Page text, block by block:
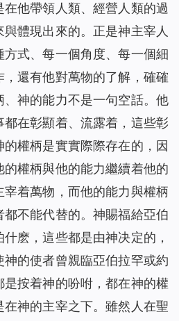
他帶領人類、經營人類的過
體現出來的。正是神主宰人
式、每一個角度、每一個細
還有他對萬物的了解，確確
神的能力不是一句空話。他
在彰顯着、流露着，這些彰
權柄是實實際際存在的，因
權柄與他的能力繼續着他的
着萬物，而他的能力與權柄
不能代替的。神賜福給亞伯
麽，這些都是由神决定的，
的使者曾親臨亞伯拉罕或約
按着神的吩咐，都在神的權
神的主宰之下。雖然人在聖